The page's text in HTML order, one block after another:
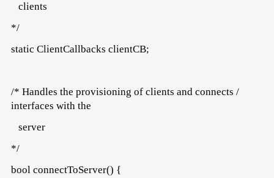
clients
*/
static ClientCallbacks clientCB;
/* Handles the provisioning of clients and connects /
interfaces with the
server
*/
bool connectToServer() {